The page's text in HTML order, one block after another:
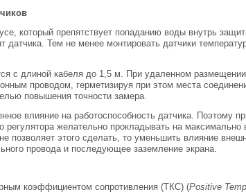
который препятствует попаданию воды внутрь
датчика. Тем не менее монтировать датчики
с длиной кабеля до 1,5 м. При удаленном
проводом, герметизируя при этом места
повышения точности замера.
влияние на работоспособность датчика. Поэтому
регулятора желательно прокладывать на максимально
позволяет этого сделать, то уменьшить влияние
провода и последующее заземление экрана.
коэффициентом сопротивления (ТКС) (Positive